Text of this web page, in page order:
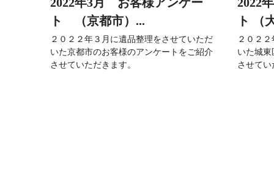
ト （京都市）...
２０２２年３月に遺品整理をさせていただ
いた京都市のお客様のアンケートをご紹介
させていただきます。
ト （
２０２
いた城
させてい